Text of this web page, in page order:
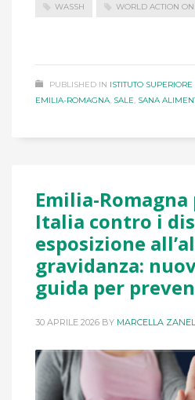
WASSH WORLD ACTION ON
PUBLISHED IN ISTITUTO
EMILIA-ROMAGNA, SALE, SANA
Emilia-
Italia contro i
esposizione
gravidanza:
guida per
30 APRILE 2026 BY MARCELLA